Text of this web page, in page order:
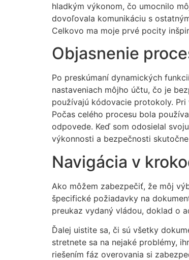
hladkým výkonom, čo umocnilo
dovoľovala komunikáciu s
Celkovo ma moje prvé pocity
Objasnenie
Po preskúmaní dynamických
nastaveniach môjho účtu, čo je
používajú kódovacie protokoly.
Počas celého procesu bola
odpovede. Keď som odosielal
výkonnosti a bezpečnosti
Navigácia v
Ako môžem zabezpečiť, že môj
špecifické požiadavky na
preukaz vydaný vládou, doklad o
Ďalej uistite sa, či sú všetky
stretnete sa na nejaké problémy,
riešením fáz overovania si